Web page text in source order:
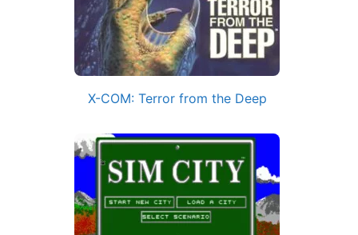
X-COM: Terror from the Deep